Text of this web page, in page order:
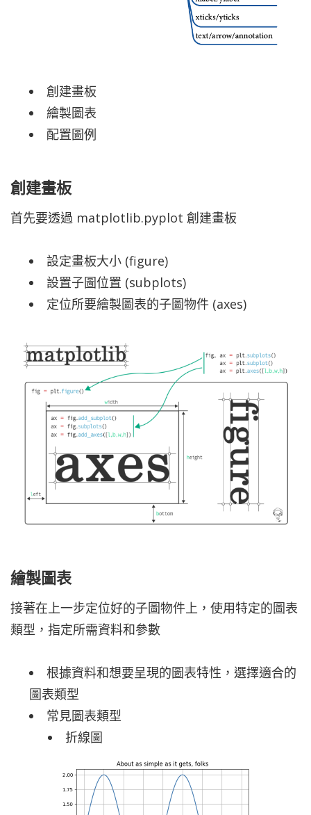
創建畫板
繪製圖表
配置圖例
創建畫板
首先要透過 matplotlib.pyplot 創建畫板
設定畫板大小 (figure)
設置子圖位置 (subplots)
定位所要繪製圖表的子圖物件 (axes)
繪製圖表
接著在上一步定位好的子圖物件上，使用特定的圖表
類型，指定所需資料和參數
根據資料和想要呈現的圖表特性，選擇適合的
圖表類型
常見圖表類型
折線圖